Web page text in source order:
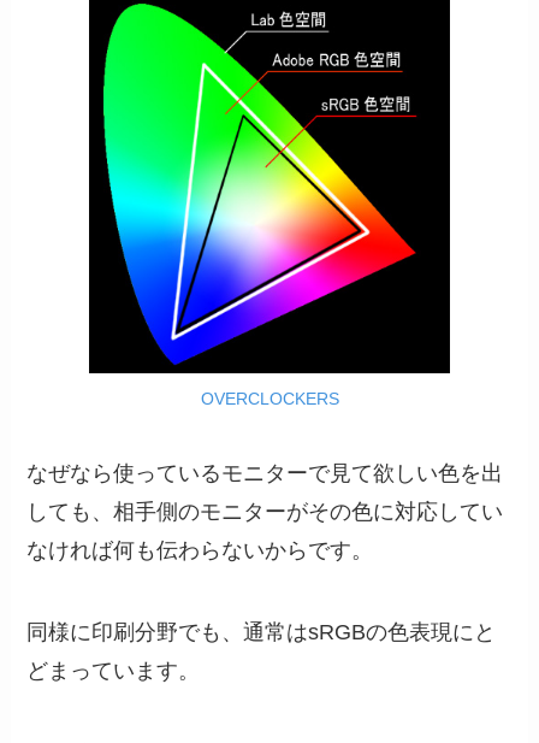
OVERCLOCKERS
なぜなら使っているモニターで見て欲しい色を出
しても、相手側のモニターがその色に対応してい
なければ何も伝わらないからです。
同様に印刷分野でも、通常はsRGBの色表現にと
どまっています。